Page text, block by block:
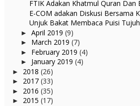
FTIK Adakan Khatmul Quran Dan
E-COM adakan Diskusi Bersama
Unjuk Bakat Membaca Puisi
► April 2019 (9)
► March 2019 (7)
► February 2019 (4)
► January 2019 (4)
► 2018 (26)
► 2017 (33)
► 2016 (35)
► 2015 (17)